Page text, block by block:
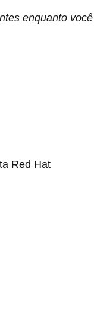
enquanto você
Red Hat